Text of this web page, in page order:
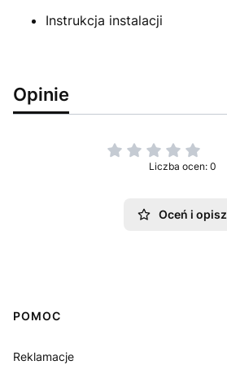
Instrukcja instalacji
Opinie
Liczba ocen: 0
Oceń i opisz
Linki w stopce
POMOC
Reklamacje